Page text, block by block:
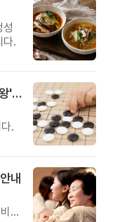
다.
제3회 서초구 아버지센터배 '매너 바둑왕' 대회
.
내
해